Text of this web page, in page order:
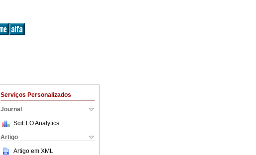
Serviços Personalizados
Journal
SciELO Analytics
Artigo
Artigo em XML